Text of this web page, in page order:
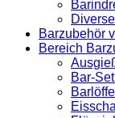
Barzubehör
Bereich
Bar-
Barlöffel